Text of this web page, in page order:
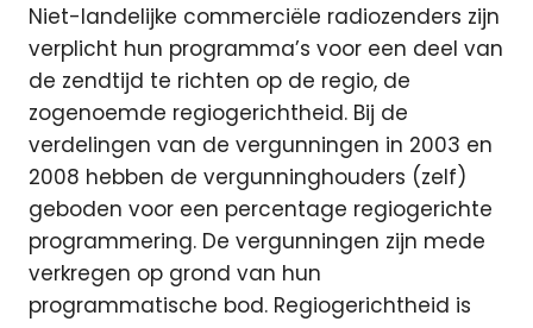
Niet-landelijke commerciële radiozenders zijn
verplicht hun programma’s voor een deel van
de zendtijd te richten op de regio, de
zogenoemde regiogerichtheid. Bij de
verdelingen van de vergunningen in 2003 en
2008 hebben de vergunninghouders (zelf)
geboden voor een percentage regiogerichte
programmering. De vergunningen zijn mede
verkregen op grond van hun
programmatische bod. Regiogerichtheid is